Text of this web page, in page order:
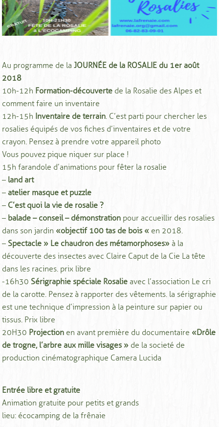
Au programme de la JOURNÉE de la ROSALIE du 1er août
2018
10h-12h Formation-découverte de la Rosalie des Alpes et
comment faire un inventaire
12h-15h Inventaire de terrain . C’est parti pour chercher les
rosalies équipés de vos fiches d’inventaires et de votre
crayon. Pensez à prendre votre appareil photo
Vous pouvez pique niquer sur place !
15h farandole d’animations pour fêter la rosalie
– land art
– atelier masque et puzzle
– C’est quoi la vie de rosalie ?
– balade – conseil – démonstration pour accueillir des rosalies
dans son jardin « objectif 100 tas de bois « en 2018.
– Spectacle » Le chaudron des métamorphoses » à la
découverte des insectes avec Claire Caput de la Cie La tête
dans les racines. prix libre
-16h30 Sérigraphie spéciale Rosalie avec l’association Le cri
de la carotte. Pensez à rapporter des vêtements. la sérigraphie
est une technique d’impression à la peinture sur papier ou
tissus. Prix libre
20H30 Projection en avant première du documentaire «Drôle
de trogne, l’arbre aux mille visages » de la societé de
production cinématographique Camera Lucida
Entrée libre et gratuite
Animation gratuite pour petits et grands
lieu: écocamping de la frênaie